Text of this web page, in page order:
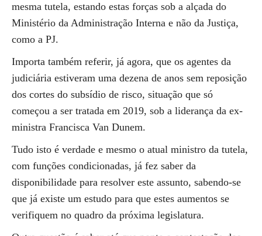
mesma tutela, estando estas forças sob a alçada do
Ministério da Administração Interna e não da Justiça,
como a PJ.
Importa também referir, já agora, que os agentes da
judiciária estiveram uma dezena de anos sem reposição
dos cortes do subsídio de risco, situação que só
começou a ser tratada em 2019, sob a liderança da ex-
ministra Francisca Van Dunem.
Tudo isto é verdade e mesmo o atual ministro da tutela,
com funções condicionadas, já fez saber da
disponibilidade para resolver este assunto, sabendo-se
que já existe um estudo para que estes aumentos se
verifiquem no quadro da próxima legislatura.